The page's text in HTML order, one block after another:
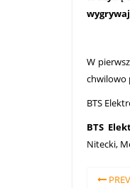
W
chwilowo
BTS
BTS
Nitecki,